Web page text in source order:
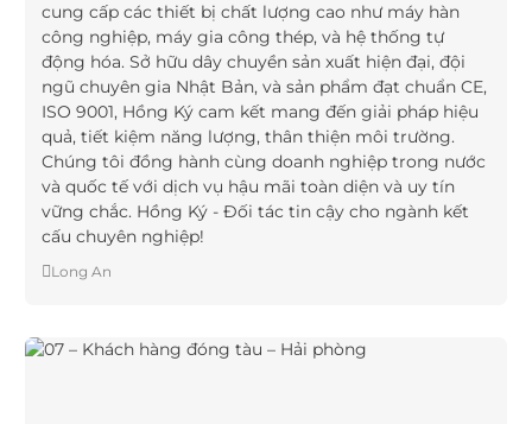
cung cấp các thiết bị chất lượng cao như máy hàn
công nghiệp, máy gia công thép, và hệ thống tự
động hóa. Sở hữu dây chuyền sản xuất hiện đại, đội
ngũ chuyên gia Nhật Bản, và sản phẩm đạt chuẩn CE,
ISO 9001, Hồng Ký cam kết mang đến giải pháp hiệu
quả, tiết kiệm năng lượng, thân thiện môi trường.
Chúng tôi đồng hành cùng doanh nghiệp trong nước
và quốc tế với dịch vụ hậu mãi toàn diện và uy tín
vững chắc. Hồng Ký - Đối tác tin cậy cho ngành kết
cấu chuyên nghiệp!
Long An